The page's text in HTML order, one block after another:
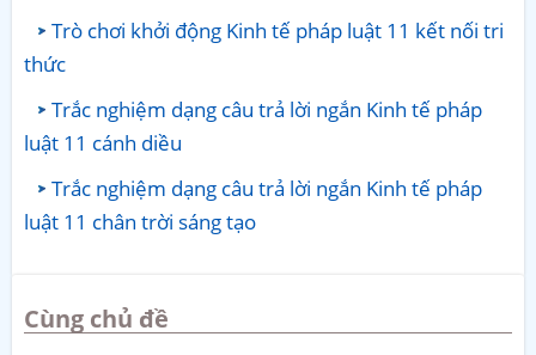
Trò chơi khởi động Kinh tế pháp luật 11 kết nối tri
thức
Trắc nghiệm dạng câu trả lời ngắn Kinh tế pháp
luật 11 cánh diều
Trắc nghiệm dạng câu trả lời ngắn Kinh tế pháp
luật 11 chân trời sáng tạo
Cùng chủ đề